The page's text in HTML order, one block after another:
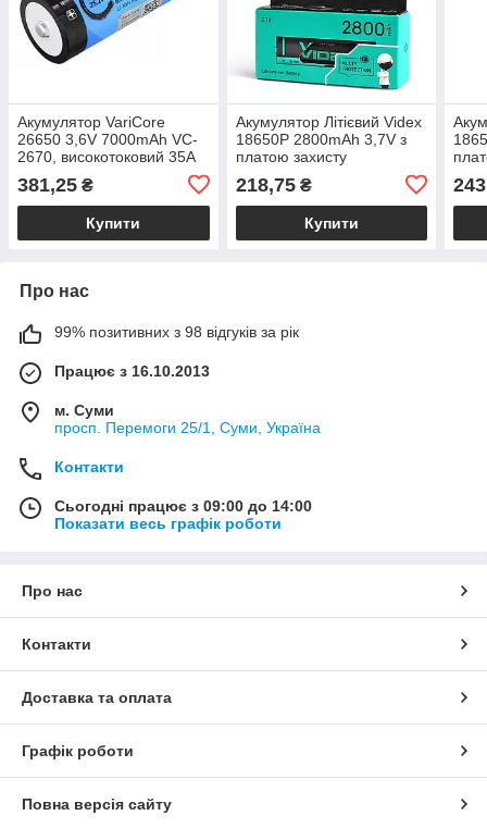
Акумулятор VariCore
26650 3,6V 7000mAh VC-
2670, високотоковий 35A
381,25 ₴
Купити
Акумулятор Літієвий Videx
18650P 2800mAh 3,7V з
платою захисту
218,75₴
Купити
Про нас
99% позитивних з 98 відгуків за рік
Працює з 16.10.2013
м. Суми
просп. Перемоги 25/1, Суми, Україна
Контакти
Сьогодні працює з 09:00 до 14:00
Показати весь графік роботи
Про нас
Контакти
Доставка та оплата
Графік роботи
Повна версія сайту